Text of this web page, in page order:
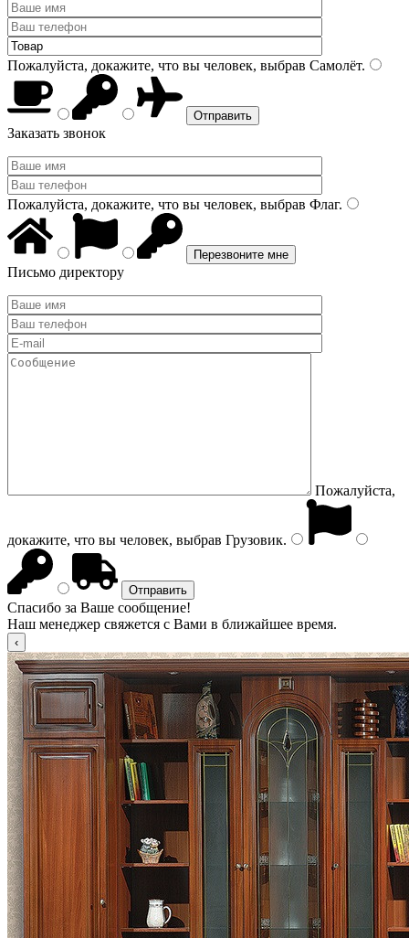
Пожалуйста, докажите, что вы человек, выбрав Самолёт.
Заказать звонок
Пожалуйста, докажите, что вы человек, выбрав Флаг.
Письмо директору
Пожалуйста,
докажите, что вы человек, выбрав Грузовик.
Спасибо за Ваше сообщение!
Наш менеджер свяжется с Вами в ближайшее время.